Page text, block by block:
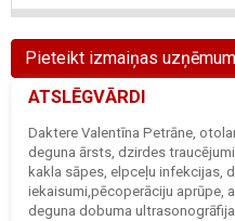
Pieteikt izmaiņas
ATSLĒGVĀRDI
Daktere Valentīna Petrāne,
deguna ārsts, dzirdes
kakla sāpes, elpceļu infekcijas,
iekaisumi,pēcoperāciju aprūpe,
deguna dobuma